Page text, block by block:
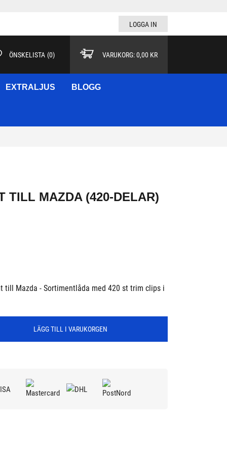
LOGGA IN
ÖNSKELISTA (0) VARUKORG:0,00 KR
EXTRALJUS BLOGG
TILL MAZDA (420-DELAR)
Mazda - Sortimentlåda med 420 st trim clips i
LÄGG TILL I VARUKORGEN